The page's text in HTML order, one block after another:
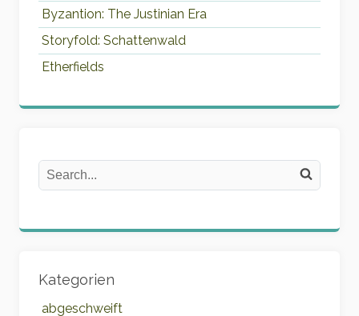
Byzantion: The Justinian Era
Storyfold: Schattenwald
Etherfields
Search on the website
Search
Kategorien
abgeschweift